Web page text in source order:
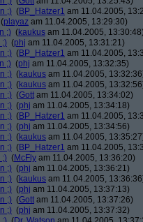
;) (BP_Hatzer1 am 11.04.2005,
(playaz am 11.04.2005, 13:29:30)
;) (kaukus am 11.04.2005,
(phj am 11.04.2005, 13:31:21)
;) (BP_Hatzer1 am 11.04.2005,
;) (phj am 11.04.2005, 13:32:35)
;) (kaukus am 11.04.2005,
;) (kaukus am 11.04.2005,
;) (Gott am 11.04.2005, 13:34:02)
;) (phj am 11.04.2005, 13:34:18)
;) (BP_Hatzer1 am 11.04.2005,
;) (phj am 11.04.2005, 13:34:56)
;) (kaukus am 11.04.2005,
;) (BP_Hatzer1 am 11.04.2005,
(McFly am 11.04.2005, 13:36:20)
;) (phj am 11.04.2005, 13:36:21)
;) (kaukus am 11.04.2005,
;) (phj am 11.04.2005, 13:37:13)
;) (Gott am 11.04.2005, 13:37:26)
;) (phj am 11.04.2005, 13:37:32)